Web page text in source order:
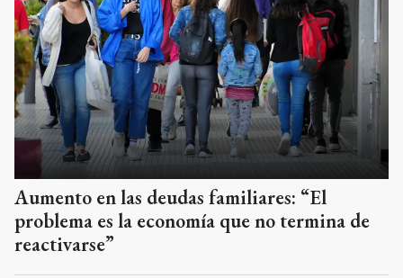
Aumento en las deudas familiares: “El
problema es la economía que no termina de
reactivarse”